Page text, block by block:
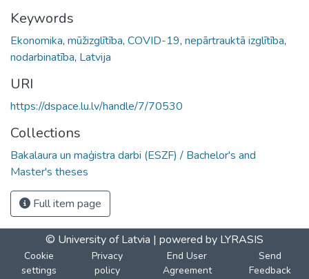
Keywords
Ekonomika, mūžizglītība, COVID-19, nepārtrauktā izglītība,
nodarbinatība, Latvija
URI
https://dspace.lu.lv/handle/7/70530
Collections
Bakalaura un maģistra darbi (ESZF) / Bachelor's and
Master's theses
Full item page
© University of Latvia | powered by LYRASIS
Cookie
settings
Privacy
policy
End User
Agreement
Send
Feedback